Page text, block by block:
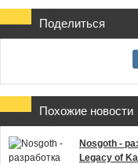
Поделиться
Похожие новости
Nosgoth -
Legacy of